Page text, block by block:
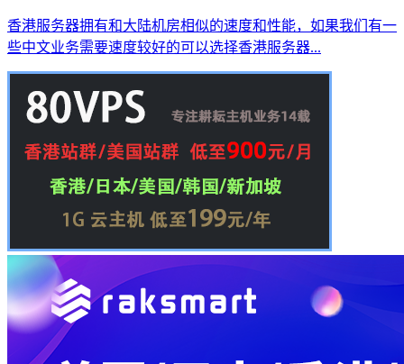
香港服务器拥有和大陆机房相似的速度和性能，如果我们有一
些中文业务需要速度较好的可以选择香港服务器...